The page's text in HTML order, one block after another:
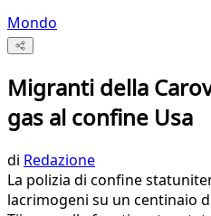
Mondo
Migranti della
gas al confine Usa
di Redazione
La polizia di confine
lacrimogeni su un centinaio